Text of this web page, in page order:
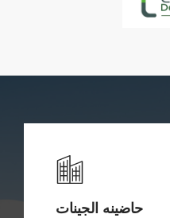
حاضينه الجينات